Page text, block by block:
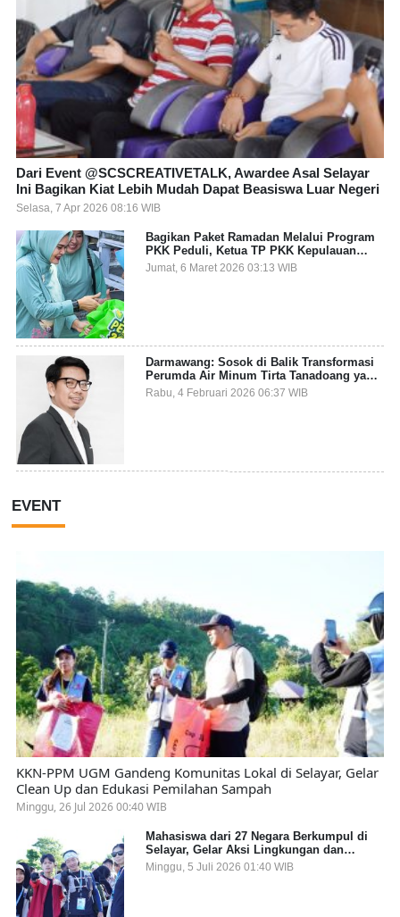
Dari Event @SCSCREATIVETALK, Awardee Asal Selayar
Ini Bagikan Kiat Lebih Mudah Dapat Beasiswa Luar Negeri
Selasa, 7 Apr 2026 08:16 WIB
Bagikan Paket Ramadan Melalui Program
PKK Peduli, Ketua TP PKK Kepulauan
Selayar: Puasa Adalah Ajang Melatih
Kepekaan Sosial
Jumat, 6 Maret 2026 03:13 WIB
Darmawang: Sosok di Balik Transformasi
Perumda Air Minum Tirta Tanadoang yang
Makin Inovatif
Rabu, 4 Februari 2026 06:37 WIB
EVENT
KKN-PPM UGM Gandeng Komunitas Lokal di Selayar, Gelar
Clean Up dan Edukasi Pemilahan Sampah
Minggu, 26 Jul 2026 00:40 WIB
Mahasiswa dari 27 Negara Berkumpul di
Selayar, Gelar Aksi Lingkungan dan
Dalami Kearifan Lokal Bumi Tanadoang
Minggu, 5 Juli 2026 01:40 WIB